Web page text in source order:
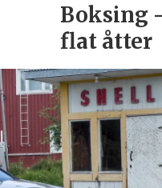
Boksing
flat åtter